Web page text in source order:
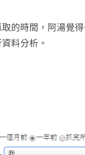
的時間，阿湯覺
料分析。